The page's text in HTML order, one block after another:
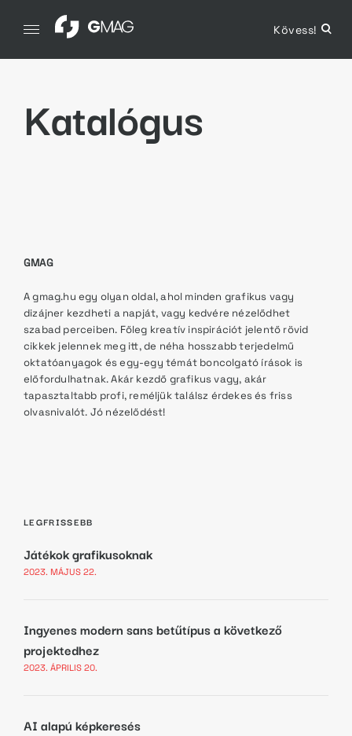
GMAG
Kövess!
open
Katalógus
GMAG
A gmag.hu egy olyan oldal, ahol minden grafikus vagy
dizájner kezdheti a napját, vagy kedvére nézelődhet
szabad perceiben. Főleg kreatív inspirációt jelentő rövid
cikkek jelennek meg itt, de néha hosszabb terjedelmű
oktatóanyagok és egy-egy témát boncolgató írások is
előfordulhatnak. Akár kezdő grafikus vagy, akár
tapasztaltabb profi, reméljük találsz érdekes és friss
olvasnivalót. Jó nézelődést!
LEGFRISSEBB
Játékok grafikusoknak
2023. MÁJUS 22.
Ingyenes modern sans betűtípus a következő
projektedhez
2023. ÁPRILIS 20.
AI alapú képkeresés